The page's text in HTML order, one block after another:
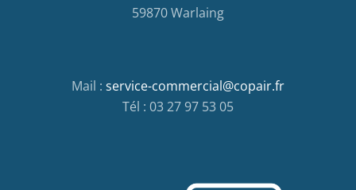
59870 Warlaing
Mail : service-commercial@copair.fr
Tél : 03 27 97 53 05